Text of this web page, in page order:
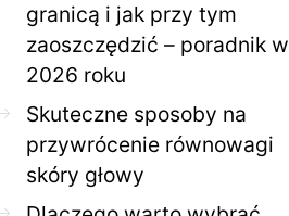
granicą i jak przy tym
zaoszczędzić – poradnik w
2026 roku
Skuteczne sposoby na
przywrócenie równowagi
skóry głowy